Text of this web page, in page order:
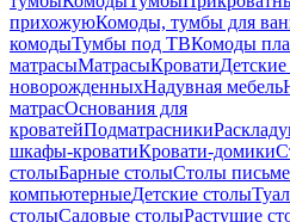
прихожуюКомоды, тумбы для
комодыТумбы под ТВКомоды
матрасыМатрасыКровати
новорожденныхНадувная мебель
матрасОснования для
кроватейПодматрасники
шкафы-кроватиКровати-домики
столыБарные столыСтолы
компьютерныеДетские столы
столыСадовые столыРастущие